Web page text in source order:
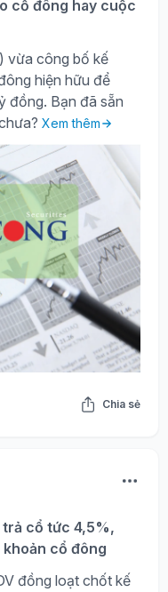
cổ đông hay cuộc
vừa công bố kế
hiện hữu để
đồng. Bạn đã sẵn
Xem thêm
Chia sẻ
trả cổ tức 4,5%,
cổ đông
đồng loạt chốt kế